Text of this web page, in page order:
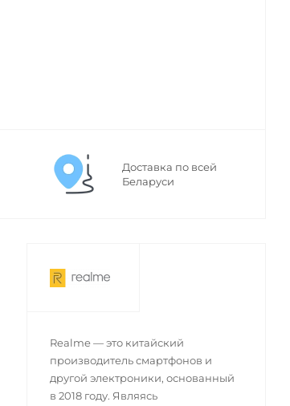
Доставка по всей
Беларуси
Realme — это китайский
производитель смартфонов и
другой электроники, основанный
в 2018 году. Являясь